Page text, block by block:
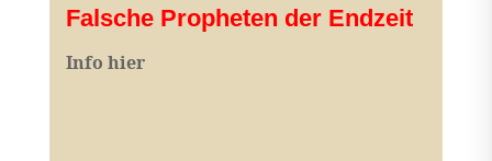
Falsche Propheten der Endzeit
Info hier